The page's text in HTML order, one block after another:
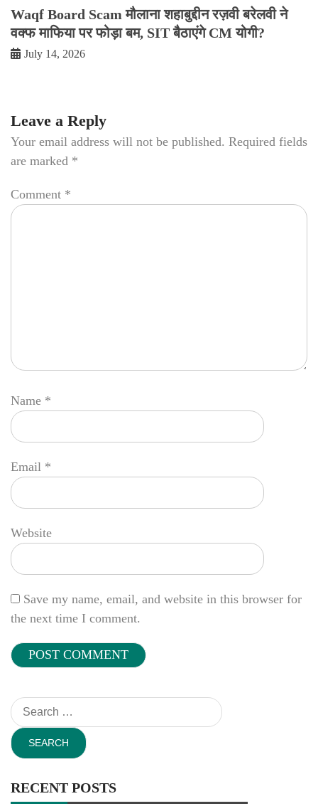
Waqf Board Scam मौलाना शहाबुद्दीन रज़वी बरेलवी ने
वक्फ माफिया पर फोड़ा बम, SIT बैठाएंगे CM योगी?
July 14, 2026
Leave a Reply
Your email address will not be published. Required fields
are marked *
Comment *
Name *
Email *
Website
Save my name, email, and website in this browser for
the next time I comment.
Search
for:
RECENT POSTS